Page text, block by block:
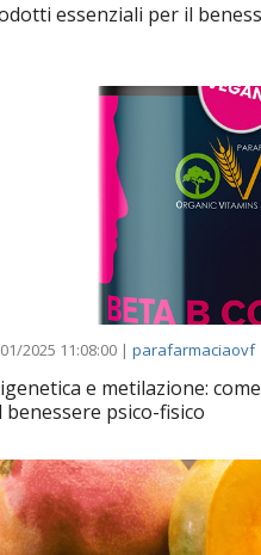
essenziali per il
2025 11:08:00 | parafarmaciaovf
e metilazione:
benessere psico-fisico